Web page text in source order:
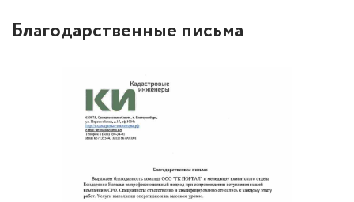
Благодарственные письма